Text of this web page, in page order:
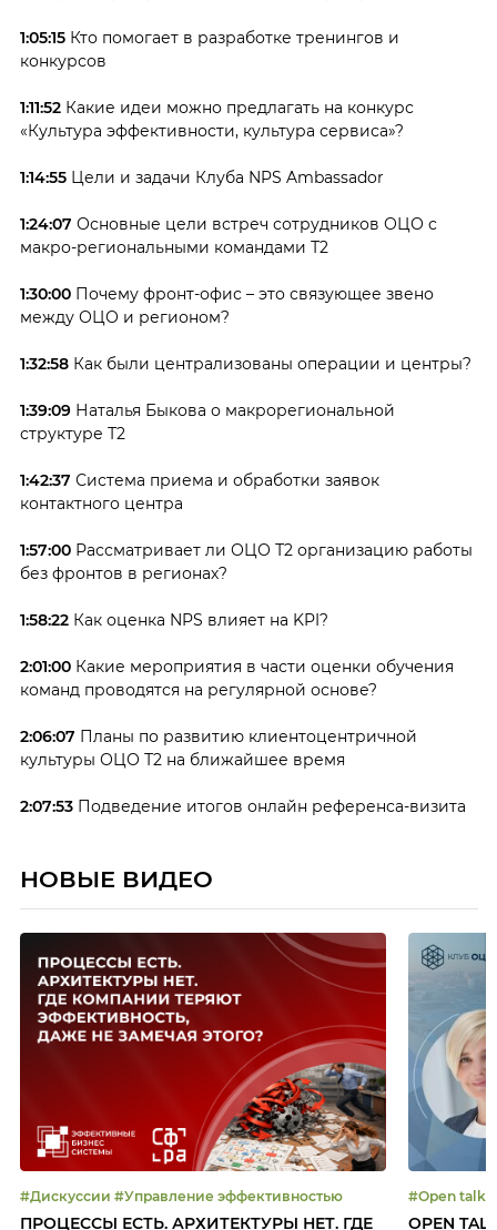
1:05:15Кто помогает в разработке тренингов и
конкурсов
1:11:52Какие идеи можно предлагать на конкурс
«Культура эффективности, культура сервиса»?
1:14:55Цели и задачи Клуба NPS Ambassador
1:24:07 Основные цели встреч сотрудников ОЦО с
макро-региональными командами Т2
1:30:00Почему фронт-офис – это связующее звено
между ОЦО и регионом?
1:32:58Как были централизованы операции и центры?
1:39:09Наталья Быкова о макрорегиональной
структуре Т2
1:42:37 Система приема и обработки заявок
контактного центра
1:57:00Рассматривает ли ОЦО Т2 организацию работы
без фронтов в регионах?
1:58:22Как оценка NPS влияет на KPI?
2:01:00Какие мероприятия в части оценки обучения
команд проводятся на регулярной основе?
2:06:07 Планы по развитию клиентоцентричной
культуры ОЦО Т2 на ближайшее время
2:07:53Подведение итогов онлайн референса-визита
НОВЫЕ ВИДЕО
#Дискуссии #Управление эффективностью
ПРОЦЕССЫ ЕСТЬ. АРХИТЕКТУРЫ НЕТ. ГДЕ OPEN